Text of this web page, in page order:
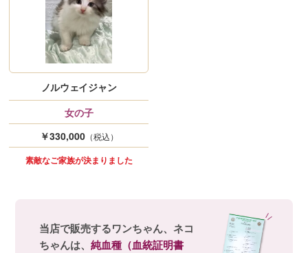
ノルウェイジャン
女の子
￥330,000（税込）
素敵なご家族が決まりました
当店で販売するワンちゃん、ネコ
ちゃんは、純血種（血統証明書